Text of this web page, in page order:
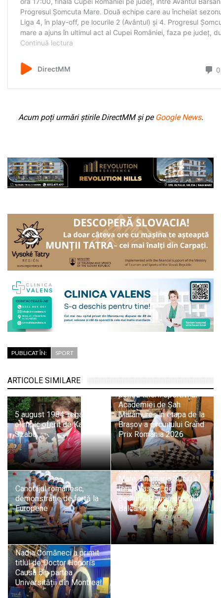
Acum poți urmări știrile DirectMM și pe Google News.
PUBLICAT ÎN: SPORT
ARTICOLE SIMILARE
5 august 1984: regalul
olimpic oferit de Kati
Szabo
Evoluții promițătoare
pentru tinerii sportivi ai
Academiei de Șah
Maramureș în etapa de la
Brașov a circuitului Grand
Prix România 2026
Canotajul românesc,
demonstrație de forță la
Europene
Mândrie pentru Baia
Mare: Anamaria Suciu și
Ionuț Vasian, pe
podiumul Campionatului
Balcanic de Judo
Nadia Comăneci a primit
titlul de Doctor Honoris
Causa din partea
Universității din Montreal